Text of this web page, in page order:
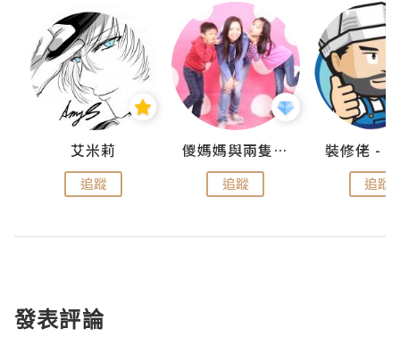
艾米莉
追蹤
儍媽媽與兩隻小魔怪之家
追蹤 追蹤
發表評論